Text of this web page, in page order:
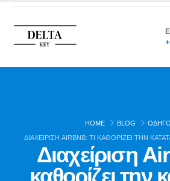
HOME BLOG
ΟΔΗΓΟΊ
ΔΙΑΧΕΊΡΙΣΗ AIRBNB: ΤΙ ΚΑΘΟΡΊΖΕΙ ΤΗΝ
Διαχείριση